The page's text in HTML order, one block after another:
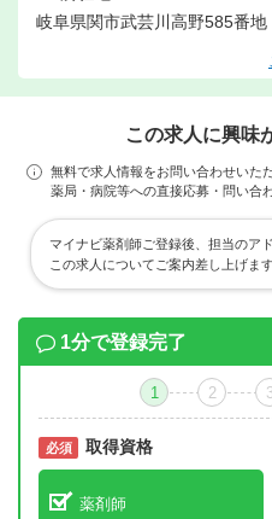
岐阜県関市武芸川高野585番地
この求人に興味
無料で求人情報をお問い合わせいた
薬局・病院等への直接応募・問い合
マイナビ薬剤師ご登録後、担当のア
この求人についてご案内差し上げます
1分で登録完了
1 2
必須 取得資格
薬剤師